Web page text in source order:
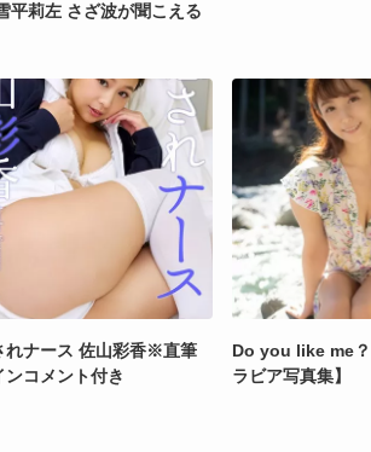
平莉左 さざ波が聞こえる
れナース 佐山彩香※直筆
ンコメント付き
Do you like me
ラビア写真集】